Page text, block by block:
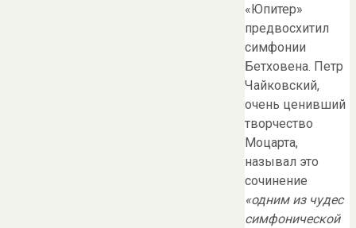
«Юпитер»
предвосхитил
симфонии
Бетховена. Петр
Чайковский,
очень ценивший
творчество
Моцарта,
называл это
сочинение
«одним из чудес
симфонической